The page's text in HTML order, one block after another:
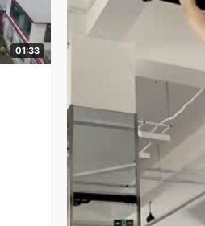
01:33